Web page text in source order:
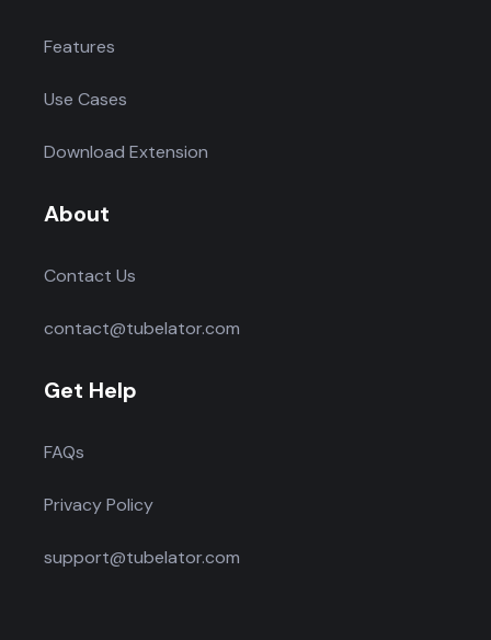
Features
Use Cases
Download Extension
About
Contact Us
contact@tubelator.com
Get Help
FAQs
Privacy Policy
support@tubelator.com